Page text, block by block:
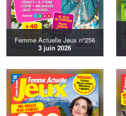
Femme Actuelle Jeux n°256
3 juin 2026